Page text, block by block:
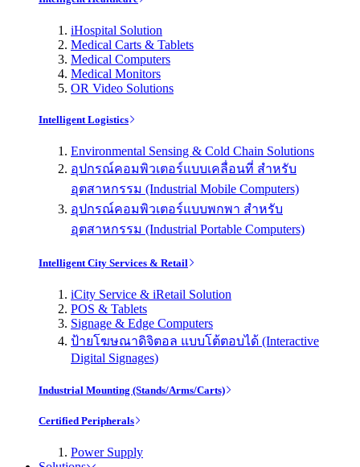
iHospital Solution
Medical Carts & Tablets
Medical Computers
Medical Monitors
OR Video Solutions
Intelligent Logistics
Environmental Sensing & Cold Chain Solutions
อุปกรณ์คอมพิวเตอร์แบบเคลื่อนที่ สำหรับ
อุตสาหกรรม (Industrial Mobile Computers)
อุปกรณ์คอมพิวเตอร์แบบพกพา สำหรับ
อุตสาหกรรม (Industrial Portable Computers)
Intelligent City Services & Retail
iCity Service & iRetail Solution
POS & Tablets
Signage & Edge Computers
ป้ายโฆษณาดิจิตอล แบบโต้ตอบได้ (Interactive
Digital Signages)
Industrial Mounting (Stands/Arms/Carts)
Certified Peripherals
Power Supply